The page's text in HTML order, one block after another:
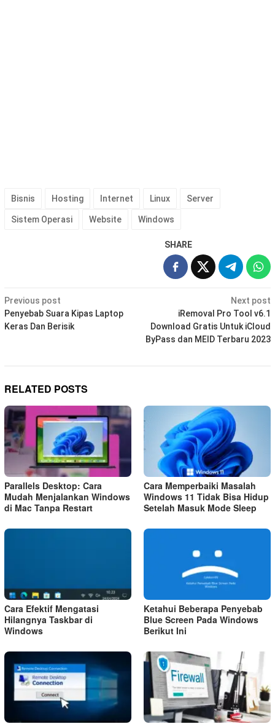
Bisnis Hosting Internet Linux Server
Sistem Operasi Website Windows
SHARE
Post
navigation
Previous post
Penyebab Suara Kipas Laptop
Keras Dan Berisik
Next post
iRemoval Pro Tool v6.1
Download Gratis Untuk iCloud
ByPass dan MEID Terbaru 2023
RELATED POSTS
Parallels Desktop: Cara
Mudah Menjalankan Windows
di Mac Tanpa Restart
Cara Memperbaiki Masalah
Windows 11 Tidak Bisa Hidup
Setelah Masuk Mode Sleep
Cara Efektif Mengatasi
Hilangnya Taskbar di
Windows
Ketahui Beberapa Penyebab
Blue Screen Pada Windows
Berikut Ini